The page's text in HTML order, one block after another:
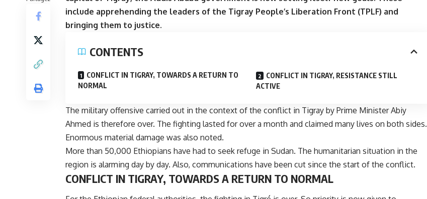
include apprehending the leaders of the Tigray People’s Liberation Front (TPLF) and
bringing them to justice.
CONTENTS
CONFLICT IN TIGRAY, TOWARDS A RETURN TO
NORMAL
CONFLICT IN TIGRAY, RESISTANCE STILL
ACTIVE
The military offensive carried out in the context of the conflict in Tigray by Prime Minister Abiy
Ahmed is therefore over. The fighting lasted for over a month and claimed many lives on both sides.
Enormous material damage was also noted.
More than 50,000 Ethiopians have had to seek refuge in Sudan. The humanitarian situation in the
region is alarming day by day. Also, communications have been cut since the start of the conflict.
CONFLICT IN TIGRAY, TOWARDS A RETURN TO NORMAL